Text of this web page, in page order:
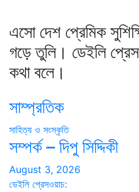
এসো দেশ প্রেমিক
গড়ে তুলি। ডেইলি
কথা বলে।
সাম্প্রতিক
সাহিত্য ও সংস্কৃতি
সম্পর্ক – দিপু সিদ্দিকী
August 3, 2026
ডেইলি প্রেসওয়াচ: